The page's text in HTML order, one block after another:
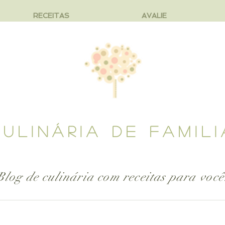
RECEITAS AVALIE
DE
de culinária com receitas para